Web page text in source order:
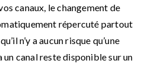
canaux, le changement de
répercuté partout
n’y a aucun risque qu’une
canal reste disponible sur un